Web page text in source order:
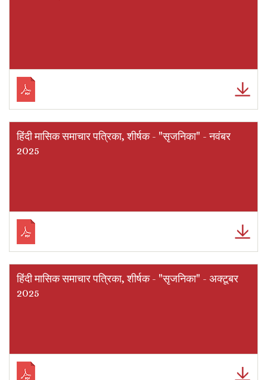
हिंदी मासिक समाचार पत्रिका, शीर्षक - "सृजनिका" - नवंबर
2025
हिंदी मासिक समाचार पत्रिका, शीर्षक - "सृजनिका" - अक्टूबर
2025